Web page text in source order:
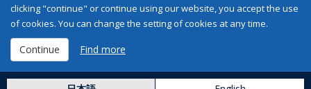
clicking "continue" or continue using our website, you accept the use
of cookies. You can change the setting of cookies at any time.
Continue Find more